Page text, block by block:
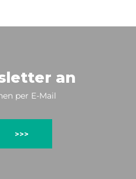
an
per E-Mail
>>>